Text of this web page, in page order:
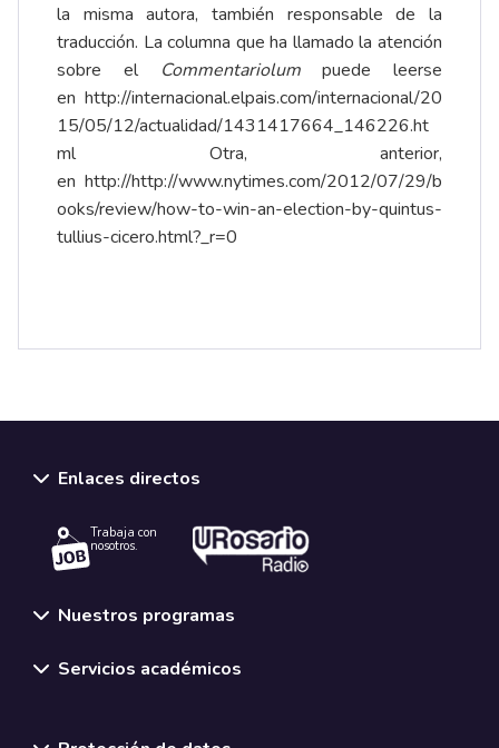
la misma autora, también responsable de la
traducción. La columna que ha llamado la atención
sobre el
Commentariolumpuede leerse
en http://internacional.elpais.com/internacional/20
15/05/12/actualidad/1431417664_146226.ht
mlOtra, anterior,
en http://http://www.nytimes.com/2012/07/29/b
ooks/review/how-to-win-an-election-by-quintus-
tullius-cicero.html?_r=0
Enlaces directos
Trabaja con
nosotros.
Nuestros programas
Servicios académicos